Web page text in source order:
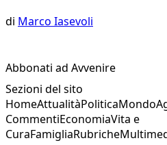
di Marco Iasevoli
Abbonati ad Avvenire
Sezioni del sito
HomeAttualitàPoliticaMondo
CommentiEconomiaVita e
CuraFamigliaRubriche